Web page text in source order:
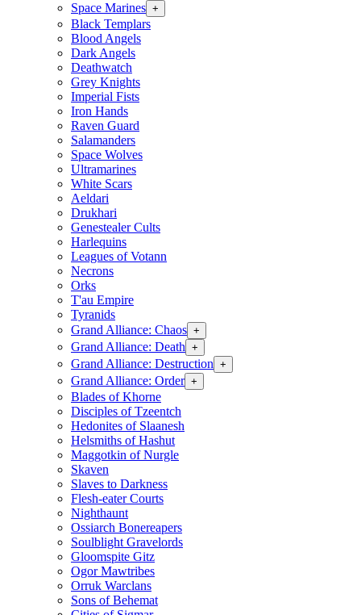
Space Marines +
Black Templars
Blood Angels
Dark Angels
Deathwatch
Grey Knights
Imperial Fists
Iron Hands
Raven Guard
Salamanders
Space Wolves
Ultramarines
White Scars
Aeldari
Drukhari
Genestealer Cults
Harlequins
Leagues of Votann
Necrons
Orks
T'au Empire
Tyranids
Grand Alliance: Chaos +
Grand Alliance: Death +
Grand Alliance: Destruction +
Grand Alliance: Order +
Blades of Khorne
Disciples of Tzeentch
Hedonites of Slaanesh
Helsmiths of Hashut
Maggotkin of Nurgle
Skaven
Slaves to Darkness
Flesh-eater Courts
Nighthaunt
Ossiarch Bonereapers
Soulblight Gravelords
Gloomspite Gitz
Ogor Mawtribes
Orruk Warclans
Sons of Behemat